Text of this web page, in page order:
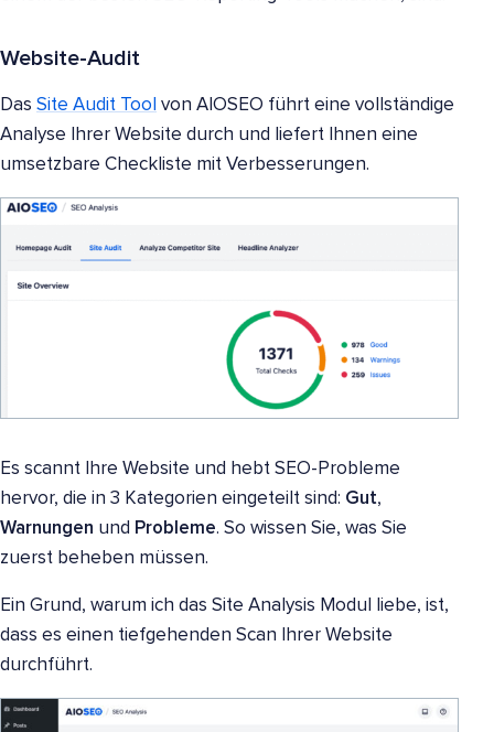
Website-Audit
Das Site Audit Tool von AIOSEO führt eine vollständige
Analyse Ihrer Website durch und liefert Ihnen eine
umsetzbare Checkliste mit Verbesserungen.
Es scannt Ihre Website und hebt SEO-Probleme
hervor, die in 3 Kategorien eingeteilt sind: Gut,
Warnungen und Probleme. So wissen Sie, was Sie
zuerst beheben müssen.
Ein Grund, warum ich das Site Analysis Modul liebe, ist,
dass es einen tiefgehenden Scan Ihrer Website
durchführt.